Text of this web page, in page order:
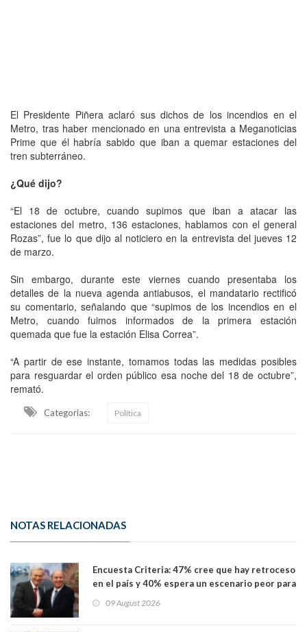
El Presidente Piñera aclaró sus dichos de los incendios en el
Metro, tras haber mencionado en una entrevista a Meganoticias
Prime que él habría sabido que iban a quemar estaciones del
tren subterráneo.
¿Qué dijo?
“El 18 de octubre, cuando supimos que iban a atacar las
estaciones del metro, 136 estaciones, hablamos con el general
Rozas”, fue lo que dijo al noticiero en la entrevista del jueves 12
de marzo.
Sin embargo, durante este viernes cuando presentaba los
detalles de la nueva agenda antiabusos, el mandatario rectificó
su comentario, señalando que “supimos de los incendios en el
Metro, cuando fuimos informados de la primera estación
quemada que fue la estación Elisa Correa”.
“A partir de ese instante, tomamos todas las medidas posibles
para resguardar el orden público esa noche del 18 de octubre”,
remató.
Categorias: Política
NOTAS RELACIONADAS
Encuesta Criteria: 47% cree que hay retroceso
en el país y 40% espera un escenario peor para
09 August 2026